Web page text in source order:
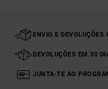
ENVIO E DEVOLUÇÕES
DEVOLUÇÕES EM 30
JUNTA-TE AO